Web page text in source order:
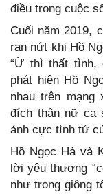
điều trong cuộc
Cuối năm 2019,
rạn nứt khi Hồ
“Ừ thì thất tình,
phát hiện Hồ
nhau trên mạng
đích thân nữ ca
ảnh cực tình tứ
Hồ Ngọc Hà và
lời yêu thương
như trong giông